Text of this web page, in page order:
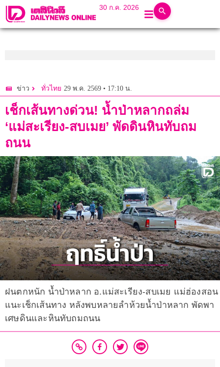
30 ก.ค. 2026
ข่าว ทั่วไทย 29 พ.ค. 2569 • 17:10 น.
เช็กเส้นทางด่วน! น้ำป่าหลากถล่ม
‘แม่สะเรียง-สบเมย’ พัดดินหินทับถม
ถนน
ฝนตกหนัก น้ำป่าหลาก อ.แม่สะเรียง-สบเมย แม่ฮ่องสอน
แนะเช็กเส้นทาง หลังพบหลายลำห้วยน้ำป่าหลาก พัดพา
เศษดินและหินทับถมถนน